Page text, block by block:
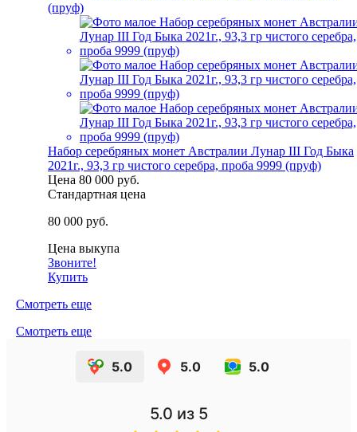
Набор серебряных монет Австралии Лунар III Год Быка
2021г., 93,3 гр чистого серебра, проба 9999 (пруф)
Цена 80 000 руб.
Стандартная цена
80 000 руб.
Цена выкупа
Звоните!
Купить
Смотреть еще
Смотреть еще
5.0 5.0 5.0
5.0 из 5